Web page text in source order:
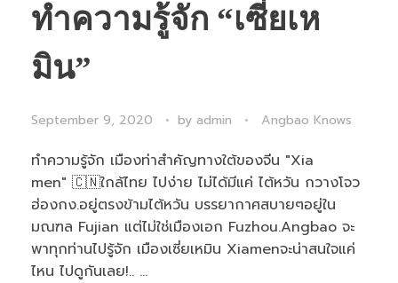
ทำความรู้จัก “เซี่ยเห
มิน”
September 9, 2020 by admin Angbao Knows
ทำความรู้จัก เมืองท่าสำคัญทางใต้ของจีน "Xia
men" 🇨🇳ใกล้ไทย ไปง่าย ไม่ได้มีแค่ ไต้หวัน กวางโจว
ฮ่องกง.อยู่ตรงข้ามไต้หวัน บรรยากาศสบายๆอยู่ใน
มณฑล Fujian แต่ไม่ใช่เมืองเอก Fuzhou.Angbao จะ
พาทุกท่านไปรู้จัก เมืองเซี่ยเหมิน Xiamenจะน่าสนใจแค่
ไหน ไปดูกันเลย!.. ...